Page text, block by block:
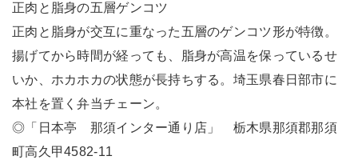
正肉と脂身の五層ゲンコツ
正肉と脂身が交互に重なった五層のゲンコツ形が特徴。
揚げてから時間が経っても、脂身が高温を保っているせ
いか、ホカホカの状態が長持ちする。埼玉県春日部市に
本社を置く弁当チェーン。
◎「日本亭 那須インター通り店」 栃木県那須郡那須
町高久甲4582-11